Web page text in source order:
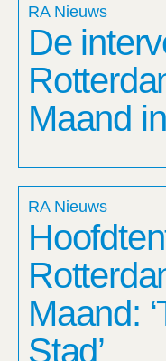
RA Nieuws
De
Maand
RA Nieuws
Maand:
Stad’